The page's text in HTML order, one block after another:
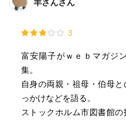
羊さんさん
3
富安陽子がｗｅｂマガジ
集。
自身の両親・祖母・伯母
っかけなどを語る。
ストックホルム市図書館